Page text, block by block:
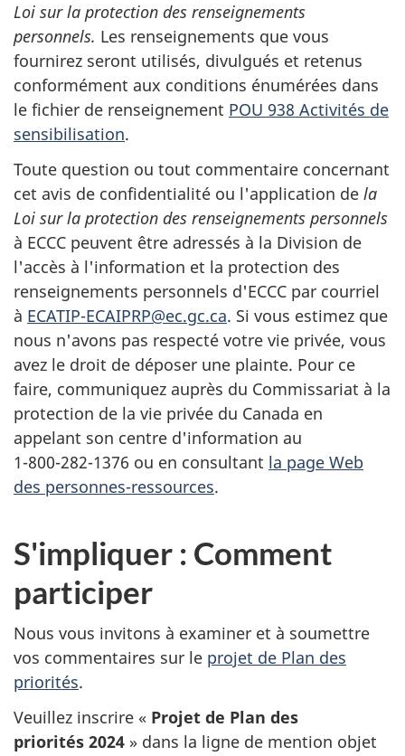
Loi sur la protection des renseignements
personnels. Les renseignements que vous
fournirez seront utilisés, divulgués et retenus
conformément aux conditions énumérées dans
le fichier de renseignement POU 938 Activités de
sensibilisation.
Toute question ou tout commentaire concernant
cet avis de confidentialité ou l'application de la
Loi sur la protection des renseignements personnels
à ECCC peuvent être adressés à la Division de
l'accès à l'information et la protection des
renseignements personnels d'ECCC par courriel
à ECATIP-ECAIPRP@ec.gc.ca. Si vous estimez que
nous n'avons pas respecté votre vie privée, vous
avez le droit de déposer une plainte. Pour ce
faire, communiquez auprès du Commissariat à la
protection de la vie privée du Canada en
appelant son centre d'information au
1-800-282-1376 ou en consultant la page Web
des personnes-ressources.
S'impliquer : Comment
participer
Nous vous invitons à examiner et à soumettre
vos commentaires sur le projet de Plan des
priorités.
Veuillez inscrire « Projet de Plan des
priorités 2024 » dans la ligne de mention objet